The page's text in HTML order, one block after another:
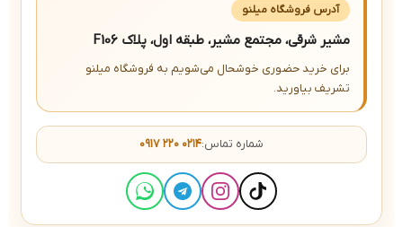
آدرس فروشگاه میلنو
مشیر شرقی، مجتمع مشیر، طبقه اول، پلاک F106
برای خرید حضوری خوشحال می‌شویم به فروشگاه میلنو
تشریف بیاورید.
شماره تماس:۰۹۱۷ ۲۲۰ ۰۲۱۴